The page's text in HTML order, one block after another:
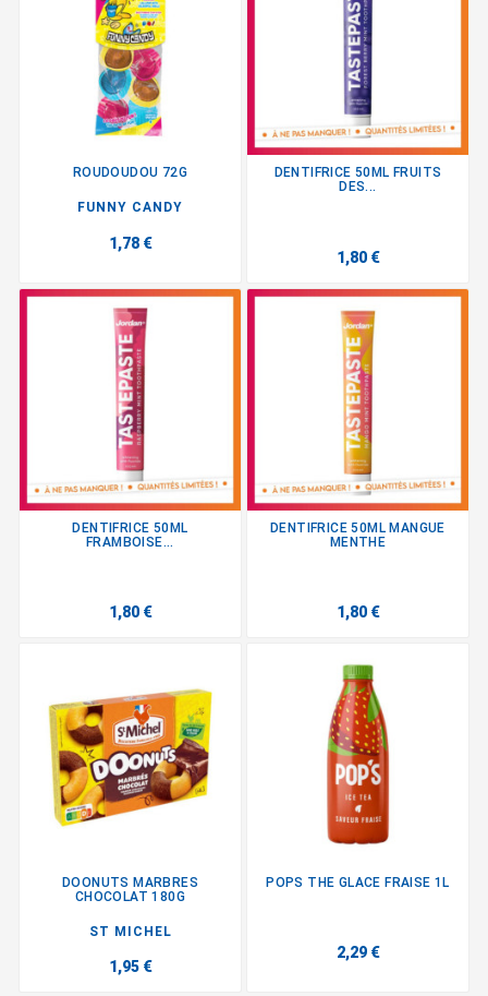
ROUDOUDOU 72G
FUNNY CANDY
1,78 €
DENTIFRICE 50ML FRUITS
DES...
1,80 €
DENTIFRICE 50ML
FRAMBOISE...
1,80 €
DENTIFRICE 50ML MANGUE
MENTHE
1,80 €
DOONUTS MARBRES
CHOCOLAT 180G
ST MICHEL
1,95 €
POPS THE GLACE FRAISE 1L
2,29 €